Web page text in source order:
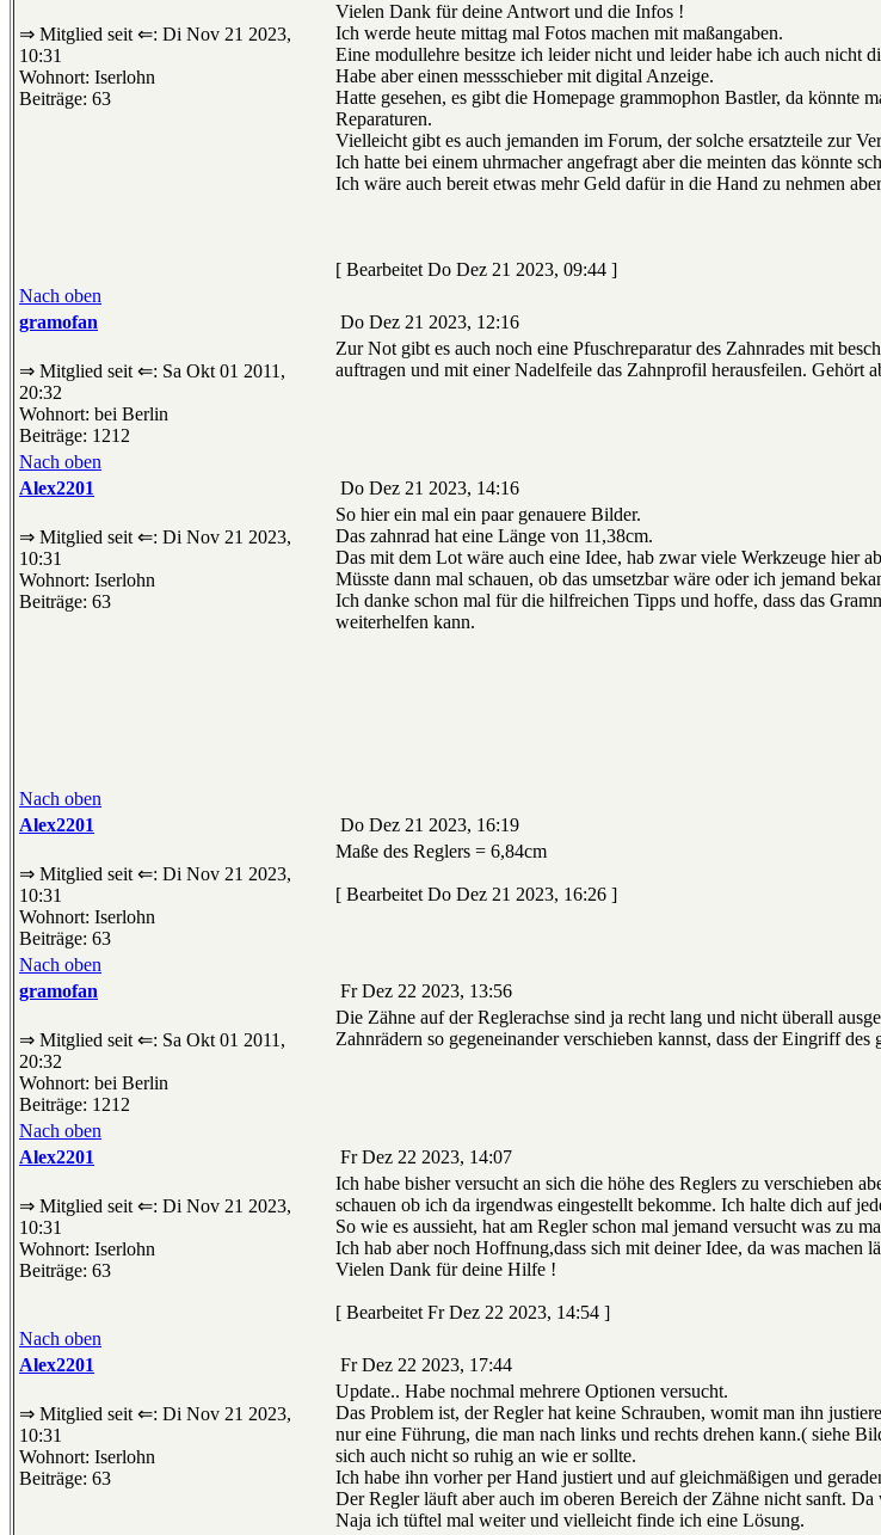
⇒ Mitglied seit ⇐: Di Nov 21 2023,
10:31
Wohnort: Iserlohn
Beiträge: 63
Vielen Dank für deine Antwort und die Infos !
Ich werde heute mittag mal Fotos machen mit maßangaben.
Eine modullehre besitze ich leider nicht und leider habe ich auch nicht
Habe aber einen messschieber mit digital Anzeige.
Hatte gesehen, es gibt die Homepage grammophon Bastler, da könnte
Reparaturen.
Vielleicht gibt es auch jemanden im Forum, der solche ersatzteile zur
Ich hatte bei einem uhrmacher angefragt aber die meinten das könnte
Ich wäre auch bereit etwas mehr Geld dafür in die Hand zu nehmen
[ Bearbeitet Do Dez 21 2023, 09:44 ]
Nach oben
gramofan
Do Dez 21 2023, 12:16
⇒ Mitglied seit ⇐: Sa Okt 01 2011,
20:32
Wohnort: bei Berlin
Beiträge: 1212
Zur Not gibt es auch noch eine Pfuschreparatur des Zahnrades mit
auftragen und mit einer Nadelfeile das Zahnprofil herausfeilen. Gehört
Nach oben
Alex2201
Do Dez 21 2023, 14:16
⇒ Mitglied seit ⇐: Di Nov 21 2023,
10:31
Wohnort: Iserlohn
Beiträge: 63
So hier ein mal ein paar genauere Bilder.
Das zahnrad hat eine Länge von 11,38cm.
Das mit dem Lot wäre auch eine Idee, hab zwar viele Werkzeuge hier
Müsste dann mal schauen, ob das umsetzbar wäre oder ich jemand
Ich danke schon mal für die hilfreichen Tipps und hoffe, dass das
weiterhelfen kann.
Nach oben
Alex2201
Do Dez 21 2023, 16:19
⇒ Mitglied seit ⇐: Di Nov 21 2023,
10:31
Wohnort: Iserlohn
Beiträge: 63
Maße des Reglers = 6,84cm
[ Bearbeitet Do Dez 21 2023, 16:26 ]
Nach oben
gramofan
Fr Dez 22 2023, 13:56
⇒ Mitglied seit ⇐: Sa Okt 01 2011,
20:32
Wohnort: bei Berlin
Beiträge: 1212
Die Zähne auf der Reglerachse sind ja recht lang und nicht überall
Zahnrädern so gegeneinander verschieben kannst, dass der Eingriff
Nach oben
Alex2201
Fr Dez 22 2023, 14:07
⇒ Mitglied seit ⇐: Di Nov 21 2023,
10:31
Wohnort: Iserlohn
Beiträge: 63
Ich habe bisher versucht an sich die höhe des Reglers zu verschieben
schauen ob ich da irgendwas eingestellt bekomme. Ich halte dich auf
So wie es aussieht, hat am Regler schon mal jemand versucht was zu
Ich hab aber noch Hoffnung,dass sich mit deiner Idee, da was machen
Vielen Dank für deine Hilfe !
[ Bearbeitet Fr Dez 22 2023, 14:54 ]
Nach oben
Alex2201
Fr Dez 22 2023, 17:44
⇒ Mitglied seit ⇐: Di Nov 21 2023,
10:31
Wohnort: Iserlohn
Beiträge: 63
Update.. Habe nochmal mehrere Optionen versucht.
Das Problem ist, der Regler hat keine Schrauben, womit man ihn
nur eine Führung, die man nach links und rechts drehen kann.( siehe
sich auch nicht so ruhig an wie er sollte.
Ich habe ihn vorher per Hand justiert und auf gleichmäßigen und
Der Regler läuft aber auch im oberen Bereich der Zähne nicht sanft.
Naja ich tüftel mal weiter und vielleicht finde ich eine Lösung.